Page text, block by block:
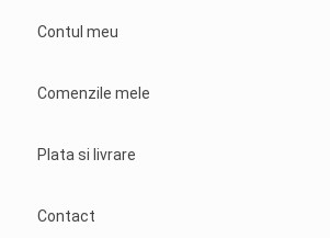
Contul meu
Comenzile mele
Plata si livrare
Contact